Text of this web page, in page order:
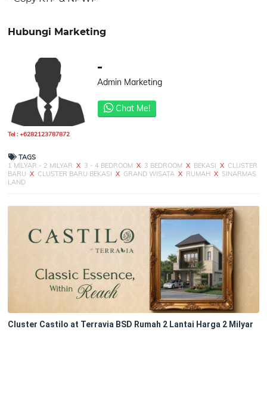
Hubungi Marketing
Tel : +6282123787872
-
Admin Marketing
Chat Me!
TAGS
1 MILYAR - 2 MILYAR X 3 - 4 BEDROOM X 3 BEDROOM X BEKASI X CLUSTER
BARU X CLUSTER BARU BEKASI X GRAND WISATA X RUMAH X SINARMAS
LAND
Cluster Castilo at Terravia BSD Rumah 2 Lantai Harga 2 Milyar